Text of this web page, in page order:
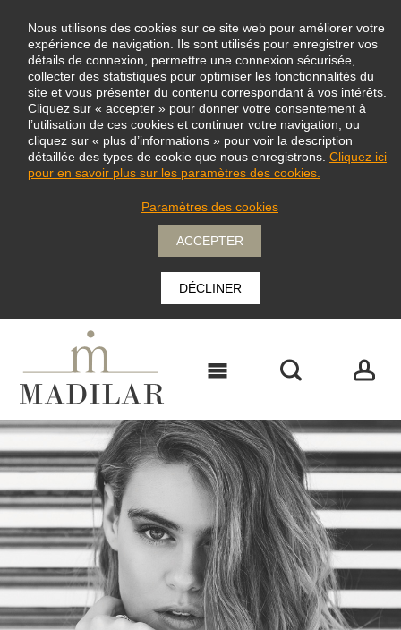
Nous utilisons des cookies sur ce site web pour améliorer votre
expérience de navigation. Ils sont utilisés pour enregistrer vos
détails de connexion, permettre une connexion sécurisée,
collecter des statistiques pour optimiser les fonctionnalités du
site et vous présenter du contenu correspondant à vos intérêts.
Cliquez sur « accepter » pour donner votre consentement à
l’utilisation de ces cookies et continuer votre navigation, ou
cliquez sur « plus d’informations » pour voir la description
détaillée des types de cookie que nous enregistrons. Cliquez ici
pour en savoir plus sur les paramètres des cookies.
Paramètres des cookies
ACCEPTER
DÉCLINER